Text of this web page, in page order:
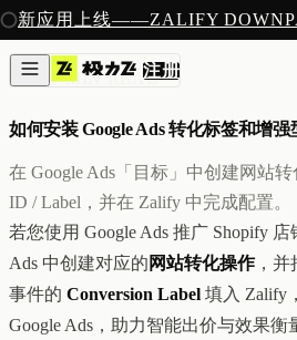
注册
产品
创作
邮件
AI 建站
落地页
弹窗与表单
表单与提交
列表与分群
增长
邮件群发
自动化流程
像素 7 MIN READ
如何安装 Google Ads 转化标签和增强
在 Google Ads「目标」中创建网站
ID / Label，并在 Zalify 中完成配置。
若您使用 Google Ads 推广 Shopify
Ads 中创建对应的 网站转化操作，并
事件的 Conversion Label 填入 Zalify
Google Ads，助力智能出价与效果衡